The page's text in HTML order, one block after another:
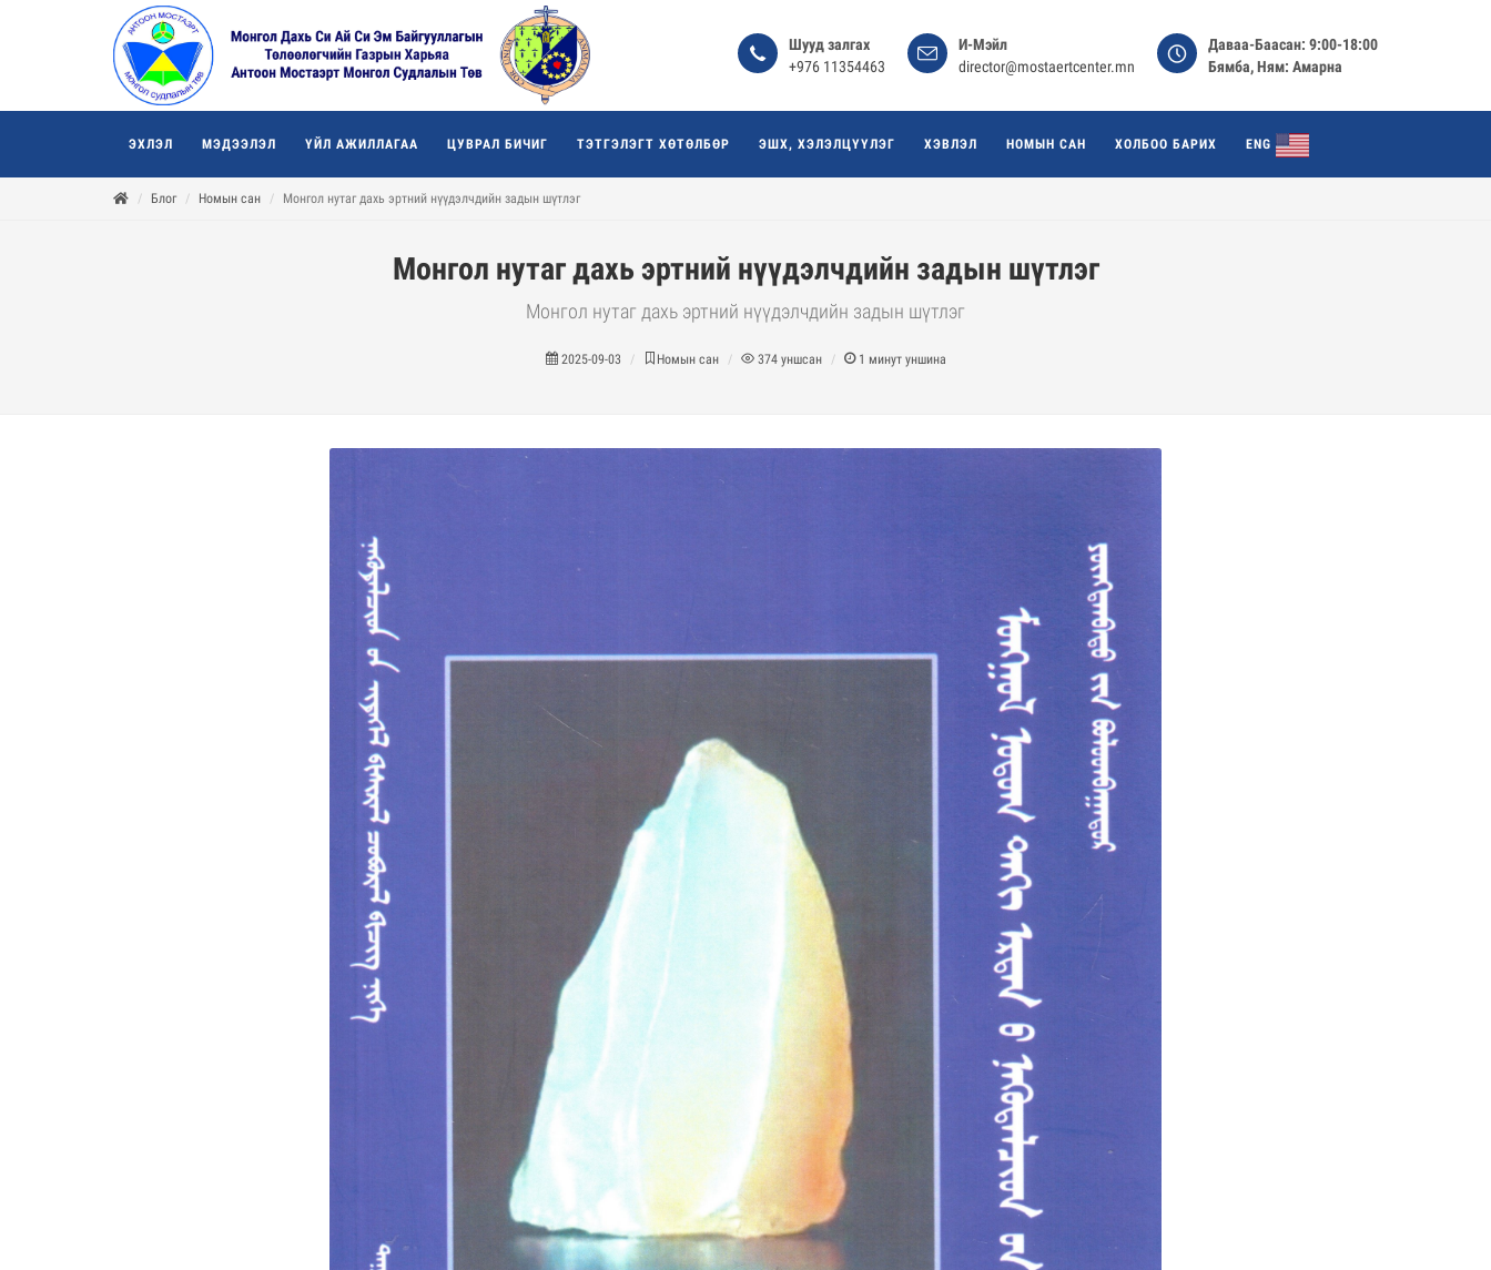
Шууд залгах
+976 11354463
И-Мэйл
director@mostaertcenter.mn
Даваа-Баасан: 9:00-18:00
Бямба, Ням: Амарна
ЭХЛЭЛ МЭДЭЭЛЭЛ ҮЙЛ АЖИЛЛАГАА ЦУВРАЛ БИЧИГ ТЭТГЭЛЭГТ ХӨТӨЛБӨР ЭШХ, ХЭЛЭЛЦҮҮЛЭГ ХЭВЛЭЛ НОМЫН САН ХОЛБОО БАРИХ ENG
Блог Номын сан Монгол нутаг дахь эртний нүүдэлчдийн задын шүтлэг
Монгол нутаг дахь эртний нүүдэлчдийн задын шүтлэг
Монгол нутаг дахь эртний нүүдэлчдийн задын шүтлэг
2025-09-03 Номын сан 374 уншсан 1 минут уншина